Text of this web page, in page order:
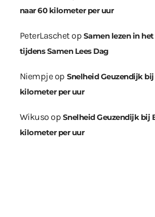
naar 60 kilometer per uur
PeterLaschetop Samen lezen in
tijdens Samen Lees Dag
Niempjeop Snelheid Geuzendijk
kilometer per uur
Wikuso op Snelheid Geuzendijk bij
kilometer per uur